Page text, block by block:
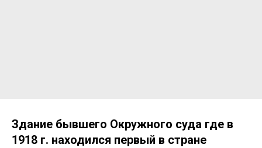
Здание бывшего Окружного суда где в
1918 г. находился первый в стране